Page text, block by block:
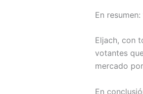
En
Eljach, con
votantes
mercado
En